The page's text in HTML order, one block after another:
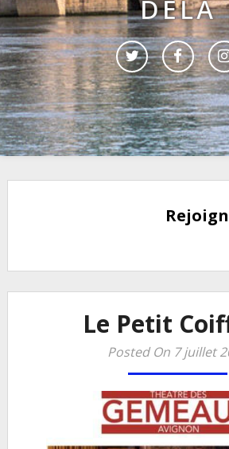
DELÀ
Le Petit
Posted On 7 juillet